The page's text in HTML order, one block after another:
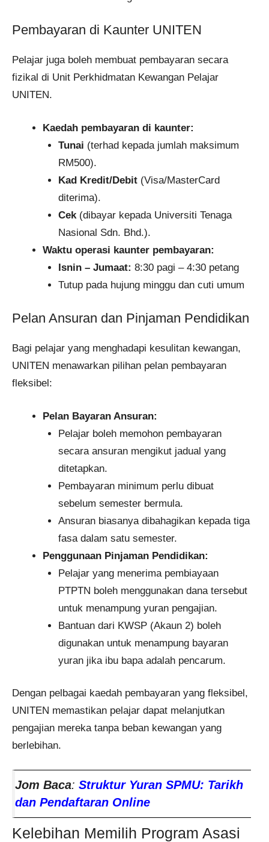
Pembayaran di Kaunter UNITEN
Pelajar juga boleh membuat pembayaran secara
fizikal di Unit Perkhidmatan Kewangan Pelajar
UNITEN.
Kaedah pembayaran di kaunter:
Tunai (terhad kepada jumlah maksimum
RM500).
Kad Kredit/Debit(Visa/MasterCard
diterima).
Cek(dibayar kepada Universiti Tenaga
Nasional Sdn. Bhd.).
Waktu operasi kaunter pembayaran:
Isnin – Jumaat: 8:30 pagi – 4:30 petang
Tutup pada hujung minggu dan cuti umum
Pelan Ansuran dan Pinjaman Pendidikan
Bagi pelajar yang menghadapi kesulitan kewangan,
UNITEN menawarkan pilihan pelan pembayaran
fleksibel:
Pelan Bayaran Ansuran:
Pelajar boleh memohon pembayaran
secara ansuran mengikut jadual yang
ditetapkan.
Pembayaran minimum perlu dibuat
sebelum semester bermula.
Ansuran biasanya dibahagikan kepada tiga
fasa dalam satu semester.
Penggunaan Pinjaman Pendidikan:
Pelajar yang menerima pembiayaan
PTPTN boleh menggunakan dana tersebut
untuk menampung yuran pengajian.
Bantuan dari KWSP (Akaun 2) boleh
digunakan untuk menampung bayaran
yuran jika ibu bapa adalah pencarum.
Dengan pelbagai kaedah pembayaran yang fleksibel,
UNITEN memastikan pelajar dapat melanjutkan
pengajian mereka tanpa beban kewangan yang
berlebihan.
Jom Baca: Struktur Yuran SPMU: Tarikh
dan Pendaftaran Online
Kelebihan Memilih Program Asasi